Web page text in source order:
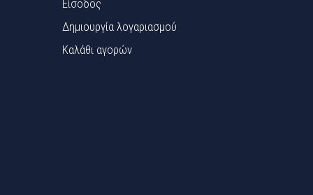
Είσοδος
Δημιουργία λογαριασμού
Καλάθι αγορών